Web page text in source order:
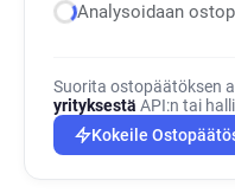
c*****@kartable.fr
Analysoidaan
Suorita ostopäätöksen
yrityksestä API:n tai
Kokeile